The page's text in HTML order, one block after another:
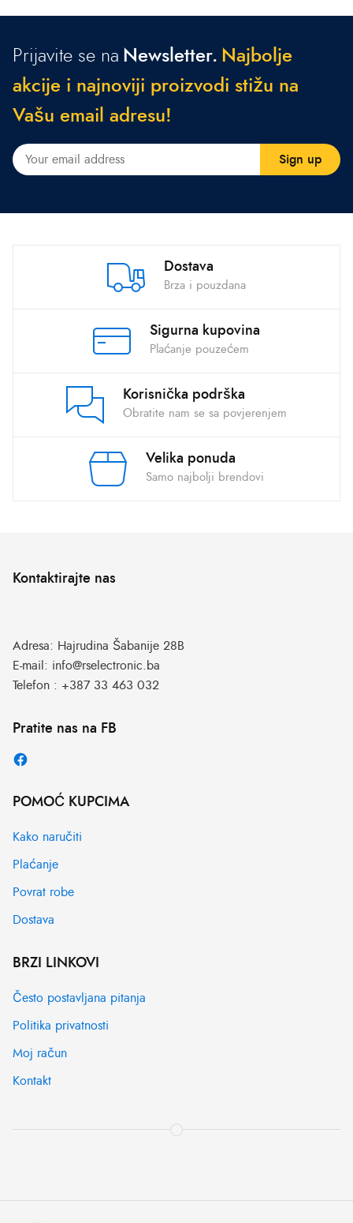
Prijavite se na Newsletter. Naj bo je
a kcije i najnoviji proizvod i stižu na
Vašu emai ad resu!
Dostava
Brza i pouzdana
Sigurna kupovina
Plaćanje pouzećem
Korisnička podrška
Obratite nam se sa povjerenjem
Velika ponuda
Samo najbolji brendovi
Kontaktirajte nas
Adresa: Hajrudina Šabanije 28B
E-mail: info@rselectronic.ba
Telefon : +387 33 463 032
Pratite nas na FB
POMOĆ KUPCIMA
Kako naručiti
Plaćanje
Povrat robe
Dostava
BRZI LINKOVI
Često postavljana pitanja
Politika privatnosti
Moj račun
Kontakt